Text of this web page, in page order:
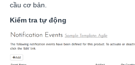
cầu cơ bản.
Kiểm tra tự động